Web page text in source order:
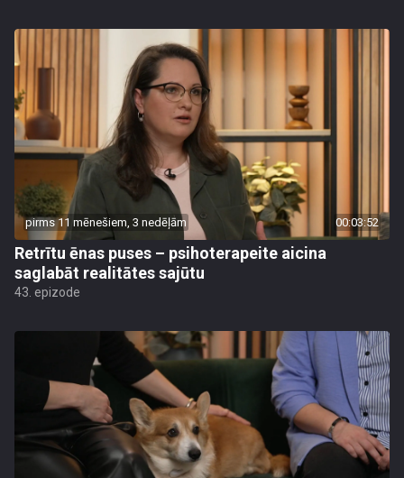
pirms 11 mēnešiem, 3 nedēļām 00:03:52
Retrītu ēnas puses – psihoterapeite aicina
saglabāt realitātes sajūtu
43. epizode